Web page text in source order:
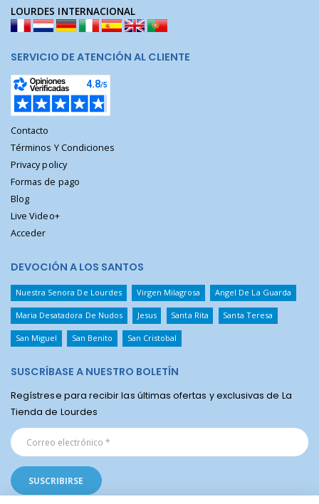
LOURDES INTERNACIONAL
SERVICIO DE ATENCIÓN AL CLIENTE
Contacto
Términos Y Condiciones
Privacy policy
Formas de pago
Blog
Live Video+
Acceder
DEVOCIÓN A LOS SANTOS
Nuestra Senora De Lourdes Virgen Milagrosa Angel De La Guarda
Maria Desatadora De Nudos Jesus Santa Rita Santa Teresa
San Miguel San Benito San Cristobal
SUSCRÍBASE A NUESTRO BOLETÍN
Regístrese para recibir las últimas ofertas y exclusivas de La
Tienda de Lourdes